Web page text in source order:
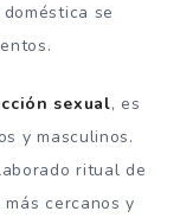
se
sexual, es
y masculinos.
ritual de
cercanos y